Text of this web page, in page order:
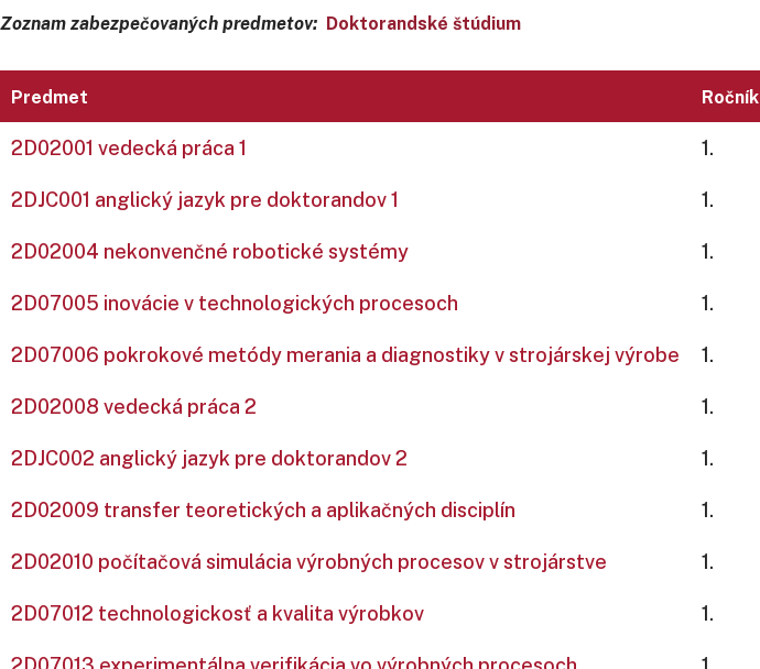
Zoznam zabezpečovaných predmetov: Doktorandské štúdium
Predmet Ročník
2D02001 vedecká práca 1 1.
2DJC001 anglický jazyk pre doktorandov 1 1.
2D02004 nekonvenčné robotické systémy 1.
2D07005 inovácie v technologických procesoch 1.
2D07006 pokrokové metódy merania a diagnostiky v strojárskej výrobe 1.
2D02008 vedecká práca 2 1.
2DJC002 anglický jazyk pre doktorandov 2 1.
2D02009 transfer teoretických a aplikačných disciplín 1.
2D02010 počítačová simulácia výrobných procesov v strojárstve 1.
2D07012 technologickosť a kvalita výrobkov 1.